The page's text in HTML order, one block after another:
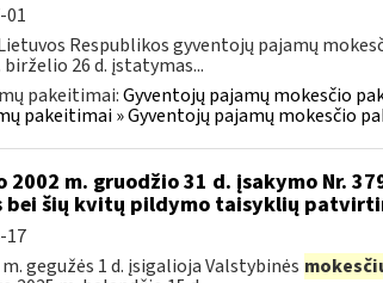
01
Respublikos gyventojų pajamų
26 d. įstatymas...
pakeitimai:Gyventojų pajamų mokesčio
pakeitimai » Gyventojų pajamų mokesčio
2002 m. gruodžio 31 d. įsakymo Nr.
šių kvitų pildymo taisyklių
17
gegužės 1 d. įsigalioja Valstybinės